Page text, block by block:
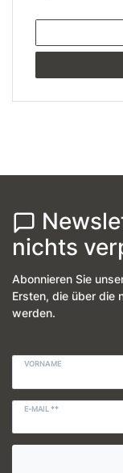
nichts
Abonnieren Sie
Ersten, die über die
werden.
VORNAME
E-MAIL **